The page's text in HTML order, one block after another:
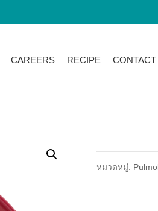
CAREERS RECIPE CONTACT
หมวดหมู่: Pulmoll